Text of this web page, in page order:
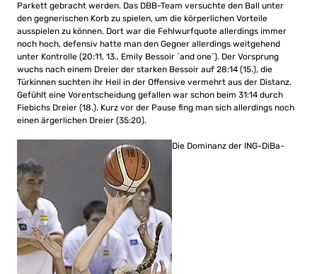
Parkett gebracht werden. Das DBB-Team versuchte den Ball unter
den gegnerischen Korb zu spielen, um die körperlichen Vorteile
ausspielen zu können. Dort war die Fehlwurfquote allerdings immer
noch hoch, defensiv hatte man den Gegner allerdings weitgehend
unter Kontrolle (20:11, 13., Emily Bessoir ´and one´). Der Vorsprung
wuchs nach einem Dreier der starken Bessoir auf 28:14 (15.), die
Türkinnen suchten ihr Heil in der Offensive vermehrt aus der Distanz.
Gefühlt eine Vorentscheidung gefallen war schon beim 31:14 durch
Fiebichs Dreier (18.). Kurz vor der Pause fing man sich allerdings noch
einen ärgerlichen Dreier (35:20).
Die Dominanz der ING-DiBa-